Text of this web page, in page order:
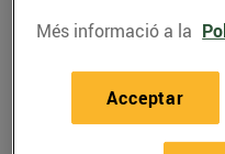
LLEGIR MÉS
Més informació a la
Acceptar